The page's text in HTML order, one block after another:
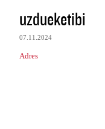
K
o
m
e
uzdueketibi
07.11.2024
Adres